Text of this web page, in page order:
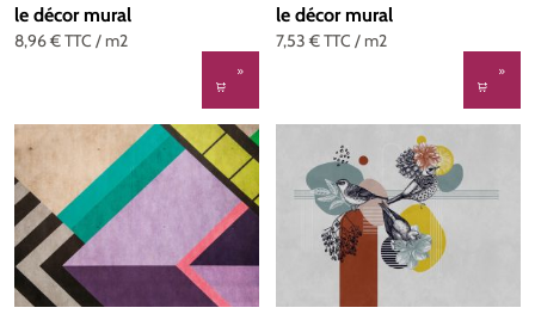
8,96 €TTC / m2
le décor mural
7,53 €TTC / m2
le décor mural